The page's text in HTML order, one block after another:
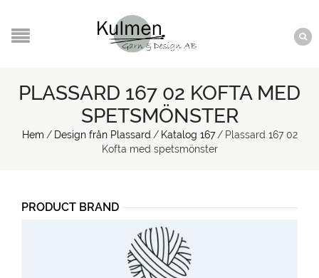
PLASSARD 167 02 KOFTA MED
SPETSMÖNSTER
Hem / Design från Plassard / Katalog 167 / Plassard 167 02
Kofta med spetsmönster
PRODUCT BRAND